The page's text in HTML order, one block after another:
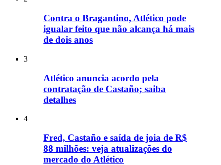
Contra o Bragantino, Atlético pode
igualar feito que não alcança há mais
de dois anos
3
Atlético anuncia acordo pela
contratação de Castaño; saiba
detalhes
4
Fred, Castaño e saída de joia de R$
88 milhões: veja atualizações do
mercado do Atlético